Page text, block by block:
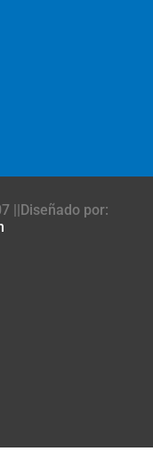
||Diseñado por: